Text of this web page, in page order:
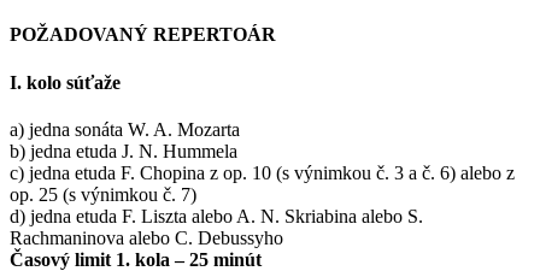
POŽADOVANÝ REPERTOÁR
I. kolo súťaže
a) jedna sonáta W. A. Mozarta
b) jedna etuda J. N. Hummela
c) jedna etuda F. Chopina z op. 10 (s výnimkou č. 3 a č. 6) alebo z
op. 25 (s výnimkou č. 7)
d) jedna etuda F. Liszta alebo A. N. Skriabina alebo S.
Rachmaninova alebo C. Debussyho
Časový limit 1. kola – 25 minút